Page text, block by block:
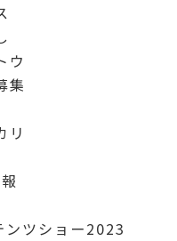
ウ
集
リ
ンツショー2023